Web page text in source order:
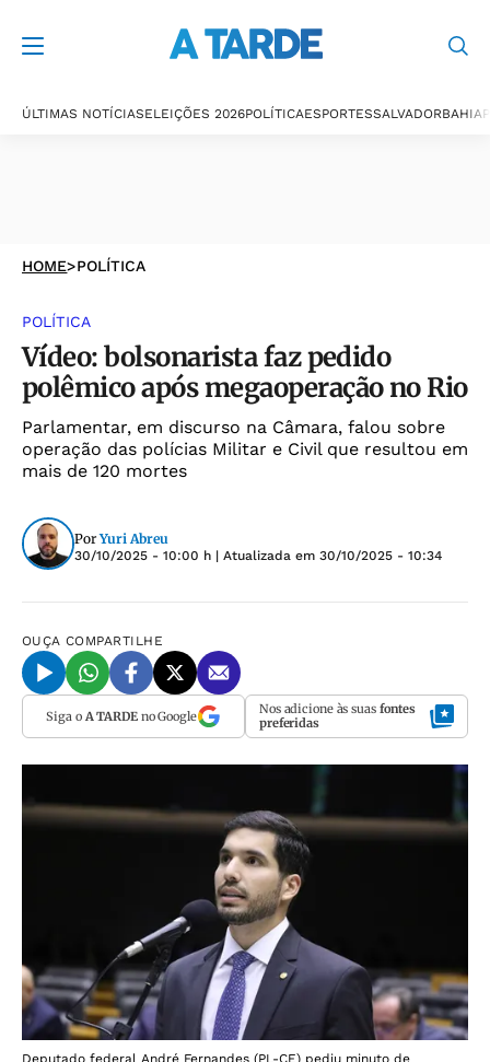
ÚLTIMAS NOTÍCIASELEIÇÕES 2026POLÍTICAESPORTESSALVADORBAHIA
HOME>POLÍTICA
POLÍTICA
Vídeo: bolsonarista faz pedido
polêmico após megaoperação no Rio
Parlamentar, em discurso na Câmara, falou sobre
operação das polícias Militar e Civil que resultou em
mais de 120 mortes
Por Yuri Abreu
30/10/2025 - 10:00 h | Atualizada em 30/10/2025 - 10:34
OUÇA COMPARTILHE
Siga o A TARDEno Google Nos adicione às suas fontes
preferidas
Deputado federal André Fernandes (PL-CE) pediu minuto de